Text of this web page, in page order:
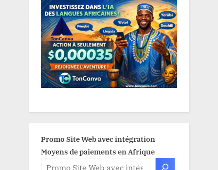
Promo Site Web avec intégration
Moyens de paiements en Afrique